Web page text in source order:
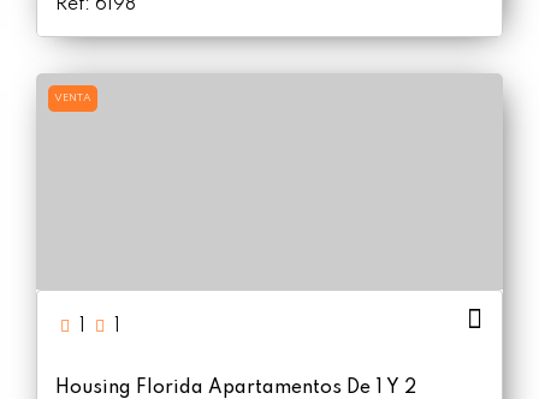
Ref: 6198
VENTA
Housing Florida Apartamentos De 1 Y 2